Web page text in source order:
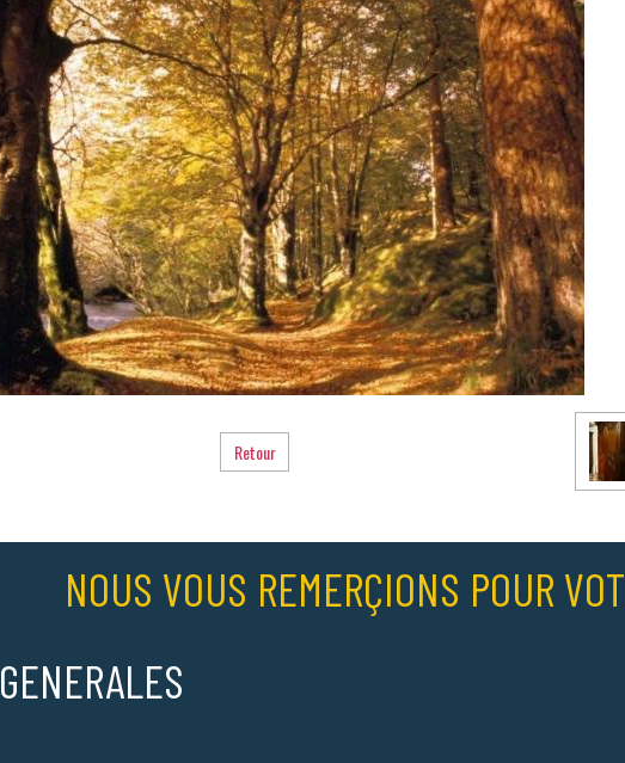
Retour
NOUS VOUS REMERÇIONS POUR